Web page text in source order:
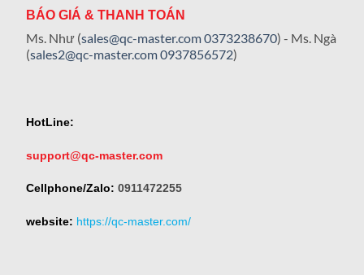
BÁO GIÁ & THANH TOÁN
Ms. Như (sales@qc-master.com0373238670) - Ms. Ngà
(sales2@qc-master.com0937856572)
HotLine:
support@qc-master.com
Cellphone/Zalo: 0911472255
website: https://qc-master.com/